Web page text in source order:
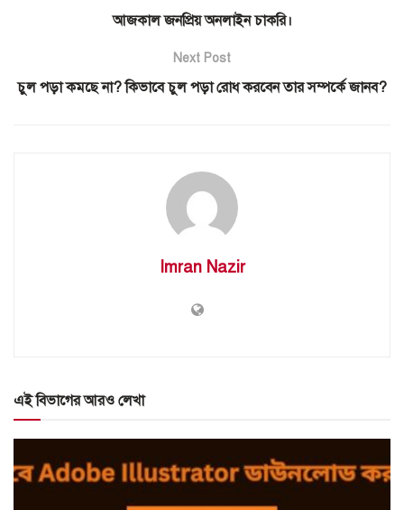
আজকাল জনপ্রিয় অনলাইন চাকরি।
Next Post
চুল পড়া কমছে না? কিভাবে চুল পড়া রোধ করবেন তার সম্পর্কে জানব?
Imran Nazir
এই বিভাগের আরও লেখা